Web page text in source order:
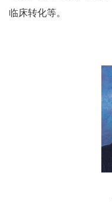
临床转化等。